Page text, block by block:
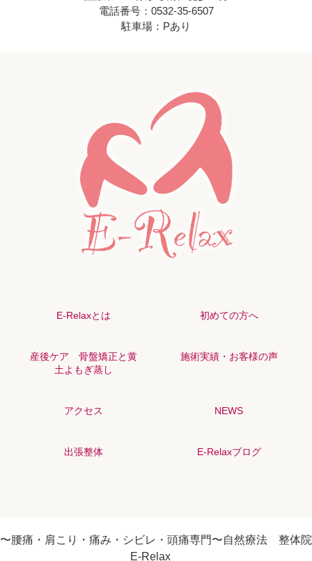
電話番号：0532-35-6507
駐車場：Pあり
E-Relaxとは 初めての方へ
産後ケア 骨盤矯正と黄
土よもぎ蒸し
施術実績・お客様の声
アクセス NEWS
出張整体 E-Relaxブログ
〜腰痛・肩こり・痛み・シビレ・頭痛専門〜自然療法 整体院
E-Relax